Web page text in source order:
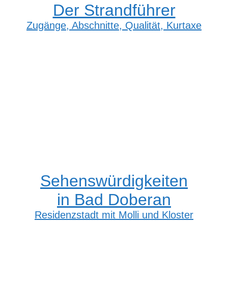
Der Strandführer
Zugänge, Abschnitte, Qualität, Kurtaxe
Sehenswürdigkeiten
in Bad Doberan
Residenzstadt mit Molli und Kloster